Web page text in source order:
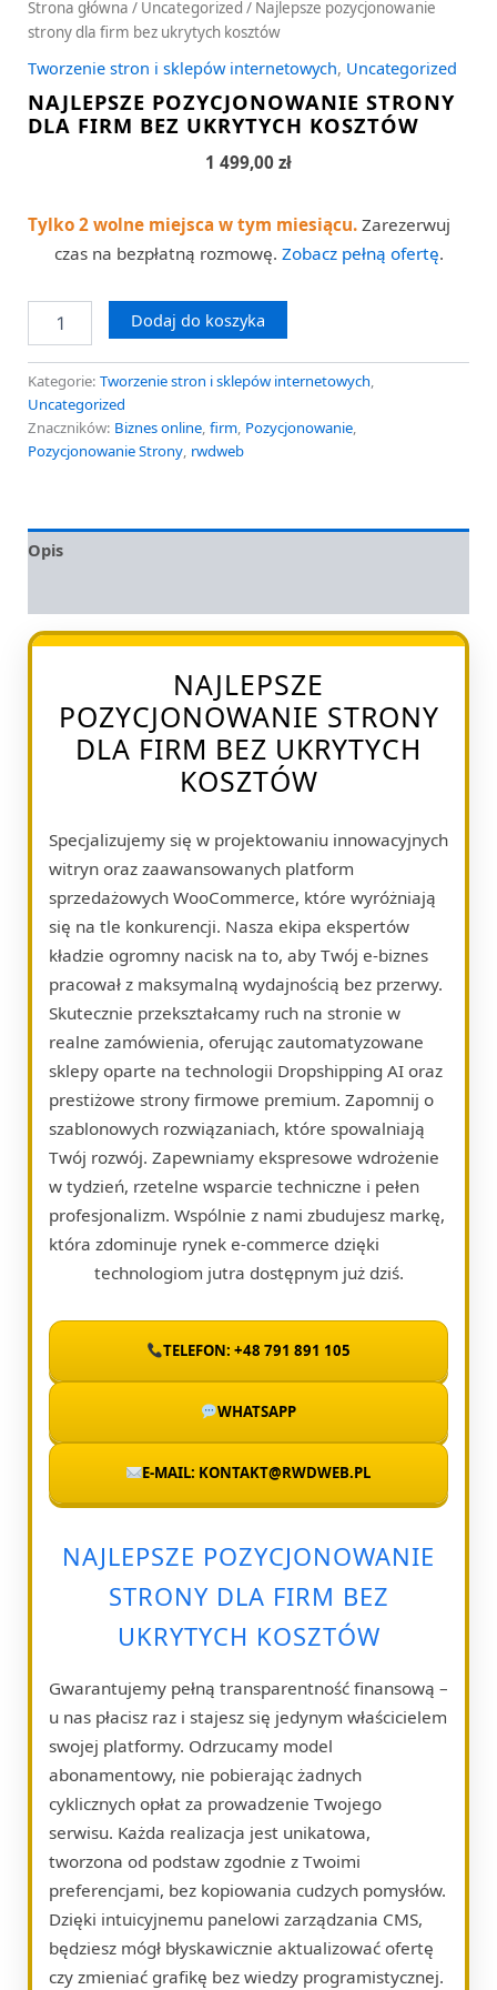
Strona główna / Uncategorized / Najlepsze pozycjonowanie
strony dla firm bez ukrytych kosztów
Tworzenie stron i sklepów internetowych, Uncategorized
NAJLEPSZE POZYCJONOWANIE STRONY
DLA FIRM BEZ UKRYTYCH KOSZTÓW
1 499,00 zł
Tylko 2 wolne miejsca w tym miesiącu. Zarezerwuj
czas na bezpłatną rozmowę. Zobacz pełną ofertę.
Dodaj do koszyka
Kategorie: Tworzenie stron i sklepów internetowych,
Uncategorized
Znaczników: Biznes online, firm, Pozycjonowanie,
Pozycjonowanie Strony, rwdweb
Opis
NAJLEPSZE
POZYCJONOWANIE STRONY
DLA FIRM BEZ UKRYTYCH
KOSZTÓW
Specjalizujemy się w projektowaniu innowacyjnych
witryn oraz zaawansowanych platform
sprzedażowych WooCommerce, które wyróżniają
się na tle konkurencji. Nasza ekipa ekspertów
kładzie ogromny nacisk na to, aby Twój e-biznes
pracował z maksymalną wydajnością bez przerwy.
Skutecznie przekształcamy ruch na stronie w
realne zamówienia, oferując zautomatyzowane
sklepy oparte na technologii Dropshipping AI oraz
prestiżowe strony firmowe premium. Zapomnij o
szablonowych rozwiązaniach, które spowalniają
Twój rozwój. Zapewniamy ekspresowe wdrożenie
w tydzień, rzetelne wsparcie techniczne i pełen
profesjonalizm. Wspólnie z nami zbudujesz markę,
która zdominuje rynek e-commerce dzięki
technologiom jutra dostępnym już dziś.
TELEFON: +48 791 891 105
WHATSAPP
E-MAIL: KONTAKT@RWDWEB.PL
NAJLEPSZE POZYCJONOWANIE
STRONY DLA FIRM BEZ
UKRYTYCH KOSZTÓW
Gwarantujemy pełną transparentność finansową –
u nas płacisz raz i stajesz się jedynym właścicielem
swojej platformy. Odrzucamy model
abonamentowy, nie pobierając żadnych
cyklicznych opłat za prowadzenie Twojego
serwisu. Każda realizacja jest unikatowa,
tworzona od podstaw zgodnie z Twoimi
preferencjami, bez kopiowania cudzych pomysłów.
Dzięki intuicyjnemu panelowi zarządzania CMS,
będziesz mógł błyskawicznie aktualizować ofertę
czy zmieniać grafikę bez wiedzy programistycznej.